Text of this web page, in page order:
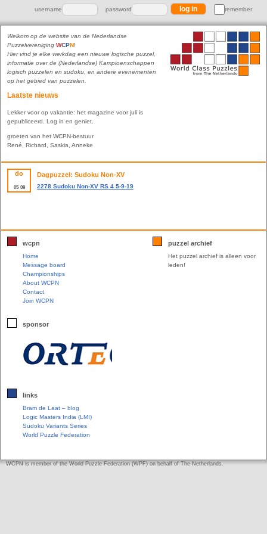
username password remember
Welkom op de website van de Nederlandse
Puzzelvereniging WCPN!
Hier vind je elke werkdag een nieuwe logische puzzel,
informatie over de (Nederlandse) Kampioenschappen
logisch puzzelen en sudoku, en andere evenementen
op het gebied van puzzelen.
Laatste nieuws
Lekker voor op vakantie: het magazine voor juli is
gepubliceerd. Log in en geniet.
groeten van het WCPN-bestuur
René, Richard, Saskia, Anneke
do
05 09
Dagpuzzel: Sudoku Non-XV
2278 Sudoku Non-XV RS 4 5-9-19
wcpn
Home
Message board
Championships
About WCPN
Contact
Join WCPN
sponsor
links
Bram de Laat – blog
Logic Masters India (LMI)
Sudoku Variants Series
World Puzzle Federation
puzzel archief
Het puzzel archief is alleen voor
leden!
WCPN is member of the World Puzzle Federation (WPF) on behalf of The Netherlands.